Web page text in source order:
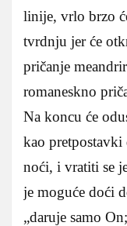
linije, vrlo brzo
tvrdnju jer će
pričanje
romaneskno
Na koncu će
kao pretpostavki
noći, i vratiti se
je moguće doći
„daruje samo